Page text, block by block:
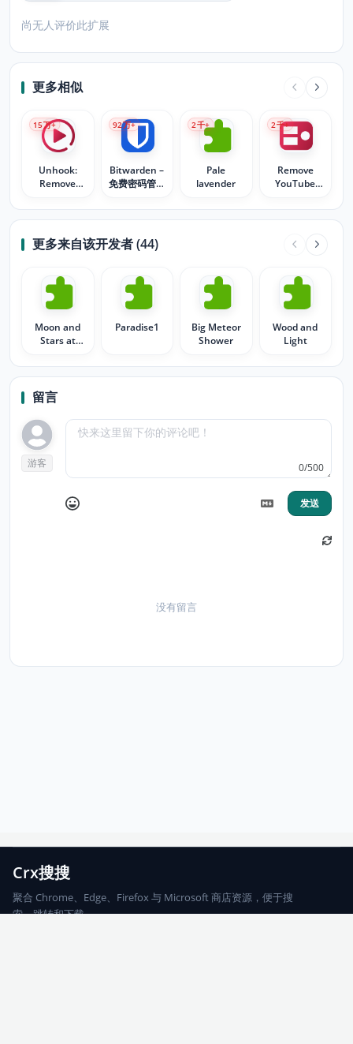
尚无人评价此扩展
更多相似
Unhook:
Remove
Recommended
Videos
Comments
15万+
Bitwarden –
免费密码管理
92万+
Pale
lavender
2千+
Remove
YouTube
End Screen
Videos
2千+
更多来自该开发者 (44)
Moon and
Stars at
Paradise1
Big Meteor
Shower
Wood and
Light
留言
游客 0/500
发送
没有留言
Crx搜搜
聚合 Chrome、Edge、Firefox 与 Microsoft 商店资源，便于搜
索、跳转和下载。